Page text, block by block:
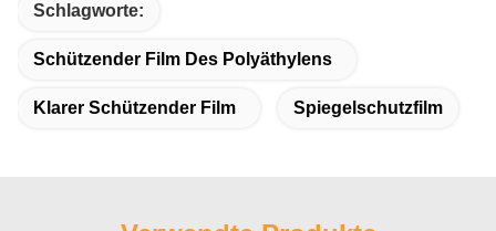
Schlagworte:
Schützender Film Des Polyäthylens
Klarer Schützender Film Spiegelschutzfilm